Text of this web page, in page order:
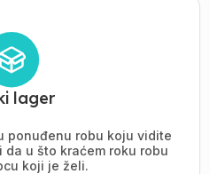
lager
ponuđenu robu koju vidite
u što kraćem roku robu
koji je želi.